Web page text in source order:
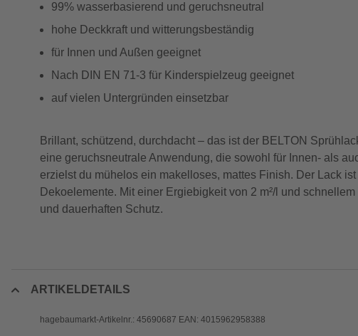
99% wasserbasierend und geruchsneutral
hohe Deckkraft und witterungsbeständig
für Innen und Außen geeignet
Nach DIN EN 71-3 für Kinderspielzeug geeignet
auf vielen Untergründen einsetzbar
Brillant, schützend, durchdacht – das ist der BELTON
eine geruchsneutrale Anwendung, die sowohl für Innen- als
erzielst du mühelos ein makelloses, mattes Finish. Der Lack
Dekoelemente. Mit einer Ergiebigkeit von 2 m²/l und
und dauerhaften Schutz.
ARTIKELDETAILS
hagebaumarkt-Artikelnr.: 45690687 EAN: 4015962958388